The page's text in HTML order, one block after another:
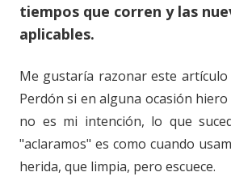
tiempos que corren y las
aplicables.
Me gustaría razonar este artículo
Perdón si en alguna ocasión
no es mi intención, lo que
"aclaramos" es como cuando
herida, que limpia, pero escuece.